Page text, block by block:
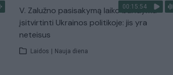
00:15:54
V. Zalužno pasisakymą laiko bandymu
įsitvirtinti Ukrainos politikoje: jis yra
neteisus
Laidos | Nauja diena